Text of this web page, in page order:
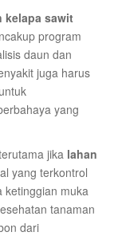
kelapa sawit
program
daun dan
juga harus
yang
jika lahan
yang terkontrol
ketinggian muka
tanaman
dari